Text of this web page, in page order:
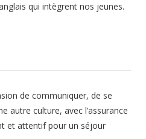
qui intègrent nos jeunes.
de communiquer, de se
autre culture, avec l’assurance
et attentif pour un séjour